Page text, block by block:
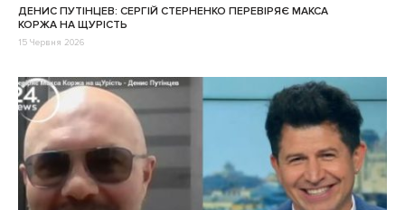
ДЕНИС ПУТІНЦЕВ: СЕРГІЙ СТЕРНЕНКО ПЕРЕВІРЯЄ МАКСА
КОРЖА НА ЩУРІСТЬ
15 Червня 2026